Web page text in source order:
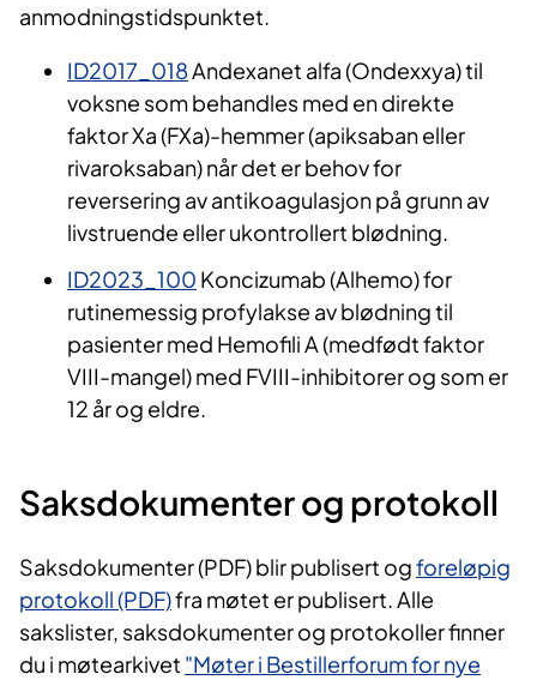
anmodningstidspunktet.
ID2017_018Andexanet alfa (Ondexxya) til
voksne som behandles med en direkte
faktor Xa (FXa)-hemmer (apiksaban eller
rivaroksaban) når det er behov for
reversering av antikoagulasjon på grunn av
livstruende eller ukontrollert blødning.
ID2023_100 Koncizumab (Alhemo) for
rutinemessig profylakse av blødning til
pasienter med Hemofili A (medfødt faktor
VIII-mangel) med FVIII-inhibitorer og som er
12 år og eldre.
Saksdokumenter og protokoll
Saksdokumenter (PDF) blir publisert ogforeløpig
protokoll (PDF)fra møtet er publisert. Alle
sakslister, saksdokumenter og protokoller finner
du i møtearkivet "Møter i Bestillerforum for nye